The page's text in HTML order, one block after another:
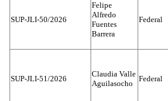
SUP-JLI-50/2026
Felipe
Alfredo
Fuentes
Barrera
Federal
SUP-JLI-51/2026
Claudia Valle
Aguilasocho
Federal